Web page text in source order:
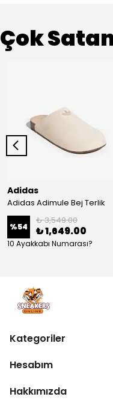
Çok
Adidas
Adidas Adimule Bej Terlik
%54
₺ 3,549.00
₺ 1,649.00
10 Ayakkabı Numarası?
Kategoriler
Hesabım
Hakkımızda